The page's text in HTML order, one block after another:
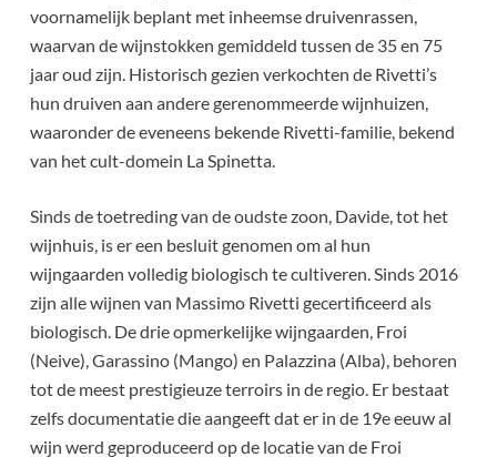
voornamelijk beplant met inheemse druivenrassen,
waarvan de wijnstokken gemiddeld tussen de 35 en 75
jaar oud zijn. Historisch gezien verkochten de Rivetti’s
hun druiven aan andere gerenommeerde wijnhuizen,
waaronder de eveneens bekende Rivetti-familie, bekend
van het cult-domein La Spinetta.
Sinds de toetreding van de oudste zoon, Davide, tot het
wijnhuis, is er een besluit genomen om al hun
wijngaarden volledig biologisch te cultiveren. Sinds 2016
zijn alle wijnen van Massimo Rivetti gecertificeerd als
biologisch. De drie opmerkelijke wijngaarden, Froi
(Neive), Garassino (Mango) en Palazzina (Alba), behoren
tot de meest prestigieuze terroirs in de regio. Er bestaat
zelfs documentatie die aangeeft dat er in de 19e eeuw al
wijn werd geproduceerd op de locatie van de Froi